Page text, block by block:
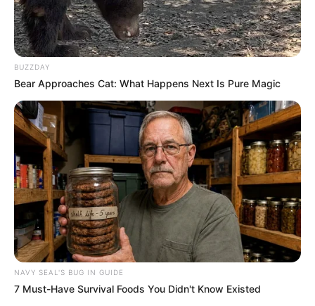
BUZZDAY
Bear Approaches Cat: What Happens Next Is Pure Magic
NAVY SEAL'S BUG IN GUIDE
7 Must-Have Survival Foods You Didn't Know Existed